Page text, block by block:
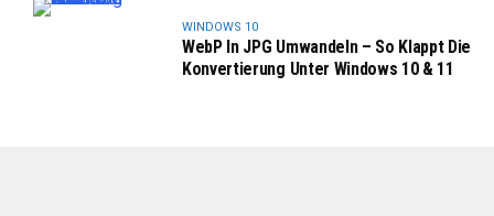
WINDOWS 10
WebP In JPG Umwandeln – So Klappt Die
Konvertierung Unter Windows 10 & 11